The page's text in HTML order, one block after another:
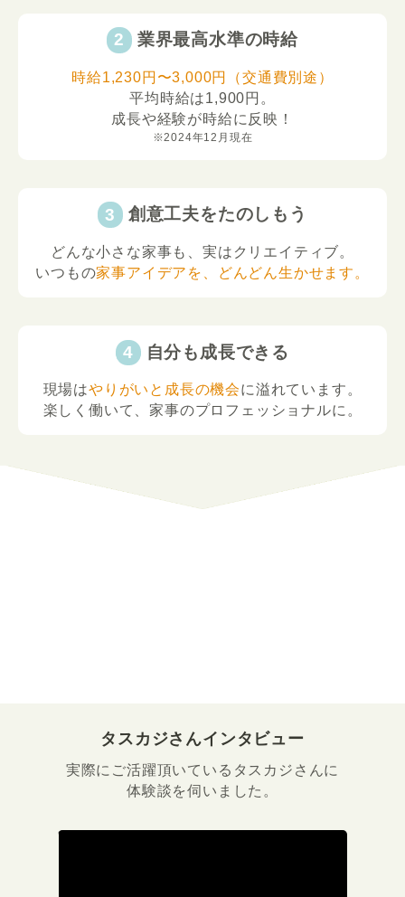
業界最高水準の時給
時給1,230円〜3,000円（交通費別途）
平均時給は1,900円。
成長や経験が時給に反映！
※2024年12月現在
創意工夫をたのしもう
どんな小さな家事も、実はクリエイティブ。
いつもの家事アイデアを、どんどん生かせます。
自分も成長できる
現場はやりがいと成長の機会に溢れています。
楽しく働いて、家事のプロフェッショナルに。
タスカジさんインタビュー
実際にご活躍頂いているタスカジさんに
体験談を伺いました。